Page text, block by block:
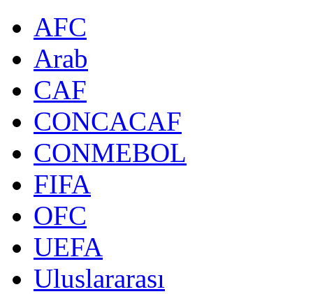
AFC
Arab
CAF
CONCACAF
CONMEBOL
FIFA
OFC
UEFA
Uluslararası